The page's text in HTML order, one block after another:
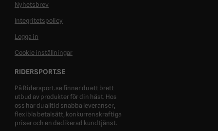
Nyhetsbrev
Integritetspolicy
Logga in
Cookie inställningar
RIDERSPORT.SE
På Ridersport.se finner du ett brett
utbud av produkter för din häst. Hos
oss har du alltid snabba leveranser,
flexibla betalsätt, konkurrenskraftiga
priser och en dedikerad kundtjänst.